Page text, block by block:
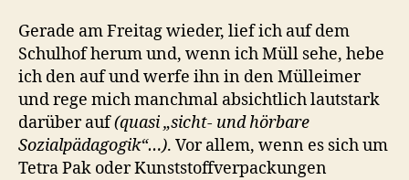
Gerade am Freitag wieder, lief ich auf dem
Schulhof herum und, wenn ich Müll sehe, hebe
ich den auf und werfe ihn in den Mülleimer
und rege mich manchmal absichtlich lautstark
darüber auf(quasi „sicht- und hörbare
Sozialpädagogik“…). Vor allem, wenn es sich um
Tetra Pak oder Kunststoffverpackungen